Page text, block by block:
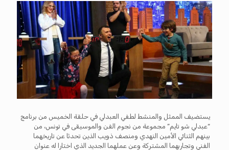
يستضيف الممثل والمنشط لطفي العبدلي في حلقة الخميس من برنامج
“عبدلي شو تايم” مجموعة من نجوم الفن والموسيقى في تونس، من
بينهم الثنائي الأمين النهدي ومنصف ذويب الذين تحدثا عن تاريخهما
الفني وتجاربهما المشتركة وعن عملهما الجديد الذي اختارا له عنوان